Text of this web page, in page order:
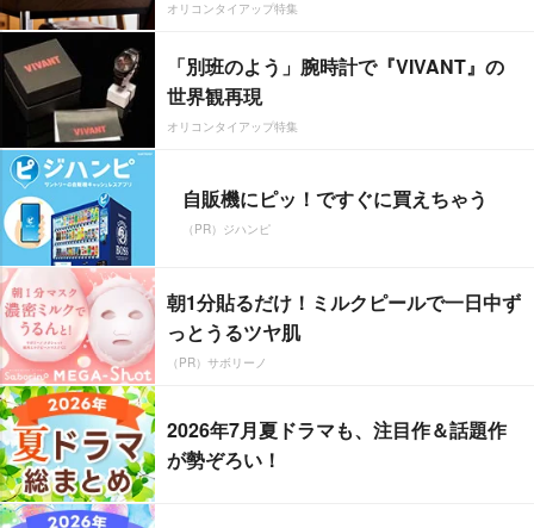
オリコンタイアップ特集
「別班のよう」腕時計で『VIVANT』の
世界観再現
オリコンタイアップ特集
自販機にピッ！ですぐに買えちゃう
（PR）ジハンピ
朝1分貼るだけ！ミルクピールで一日中ず
っとうるツヤ肌
（PR）サボリーノ
2026年7月夏ドラマも、注目作＆話題作
が勢ぞろい！